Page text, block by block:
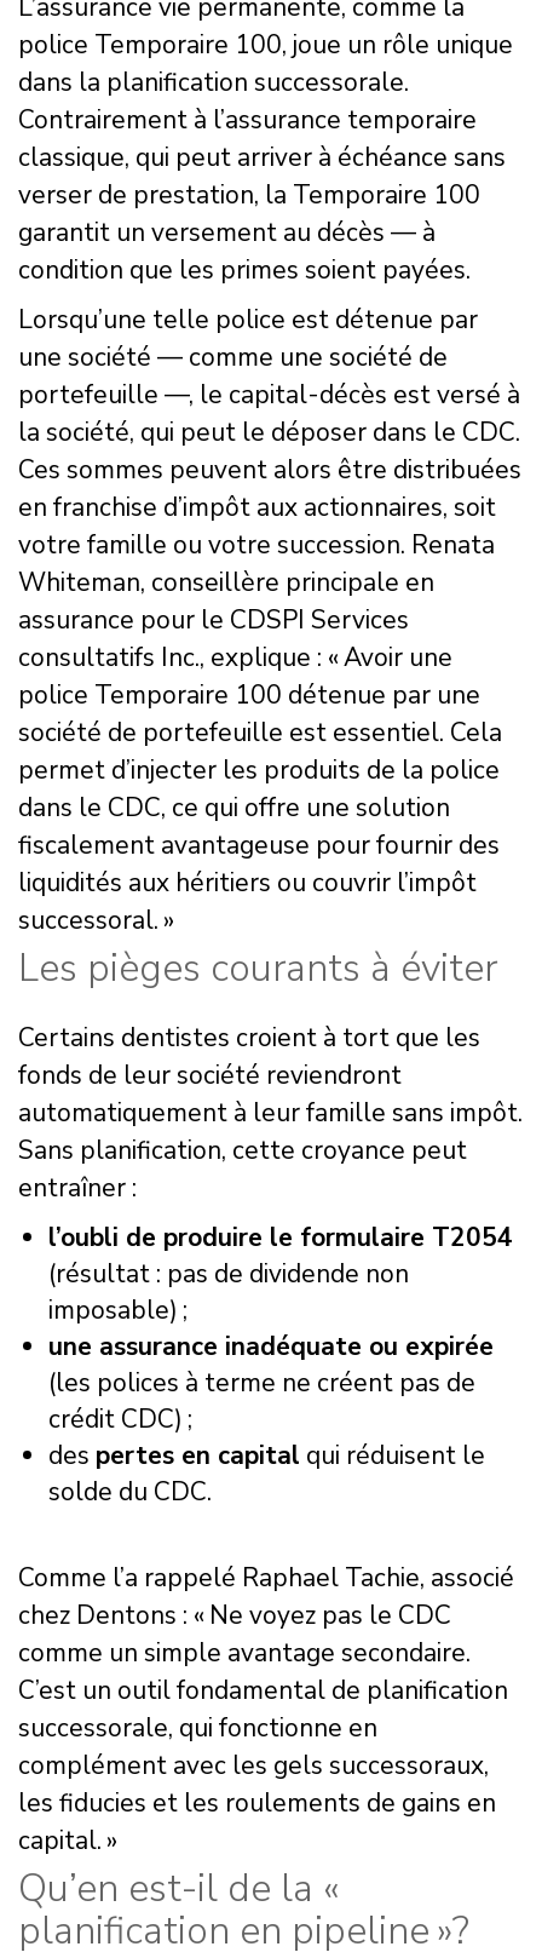
L’assurance vie permanente, comme la
police Temporaire 100, joue un rôle unique
dans la planification successorale.
Contrairement à l’assurance temporaire
classique, qui peut arriver à échéance sans
verser de prestation, la Temporaire 100
garantit un versement au décès — à
condition que les primes soient payées.
Lorsqu’une telle police est détenue par
une société — comme une société de
portefeuille —, le capital-décès est versé à
la société, qui peut le déposer dans le CDC.
Ces sommes peuvent alors être distribuées
en franchise d’impôt aux actionnaires, soit
votre famille ou votre succession. Renata
Whiteman, conseillère principale en
assurance pour le CDSPI Services
consultatifs Inc., explique : « Avoir une
police Temporaire 100 détenue par une
société de portefeuille est essentiel. Cela
permet d’injecter les produits de la police
dans le CDC, ce qui offre une solution
fiscalement avantageuse pour fournir des
liquidités aux héritiers ou couvrir l’impôt
successoral. »
Les pièges courants à éviter
Certains dentistes croient à tort que les
fonds de leur société reviendront
automatiquement à leur famille sans impôt.
Sans planification, cette croyance peut
entraîner :
l’oubli de produire le formulaire T2054
(résultat : pas de dividende non
imposable) ;
une assurance inadéquate ou expirée
(les polices à terme ne créent pas de
crédit CDC) ;
des pertes en capital qui réduisent le
solde du CDC.
Comme l’a rappelé Raphael Tachie, associé
chez Dentons : « Ne voyez pas le CDC
comme un simple avantage secondaire.
C’est un outil fondamental de planification
successorale, qui fonctionne en
complément avec les gels successoraux,
les fiducies et les roulements de gains en
capital. »
Qu’en est-il de la «
planification en pipeline »?